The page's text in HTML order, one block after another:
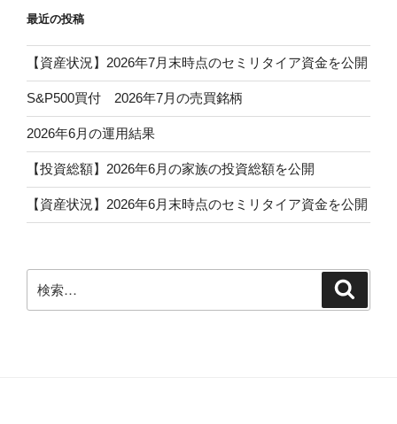
最近の投稿
【資産状況】2026年7月末時点のセミリタイア資金を公開
S&P500買付 2026年7月の売買銘柄
2026年6月の運用結果
【投資総額】2026年6月の家族の投資総額を公開
【資産状況】2026年6月末時点のセミリタイア資金を公開
索: